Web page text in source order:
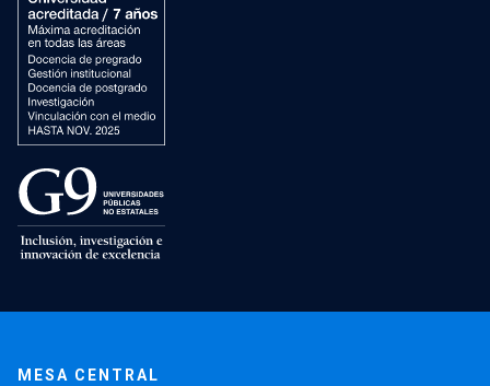
MESA CENTRAL